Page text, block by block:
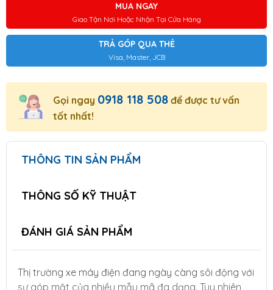
MUA NGAY
Giao Tận Nơi Hoặc Nhận Tại Cửa Hàng
TRẢ GÓP QUA THẺ
Visa, Master, JCB
Gọi ngay 0918 118 508 để được tư vấn
tốt nhất!
THÔNG TIN SẢN PHẨM
THÔNG SỐ KỸ THUẬT
ĐÁNH GIÁ SẢN PHẨM
Thị trường xe máy điện đang ngày càng sôi động với
sự góp mặt của nhiều mẫu mã đa dạng. Tuy nhiên,